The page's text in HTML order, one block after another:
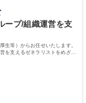
して成長できます。 募
休120日◆残業少なめ◆
度をダイレクトに実感で
ークライフバランスを保
経験を活かし、長期的な
全力で応援します。 学
校 語学力： 資格：日商
ープ/組織運営を支
生等）からお任せいたします。
を支えるゼネラリストをめざせ